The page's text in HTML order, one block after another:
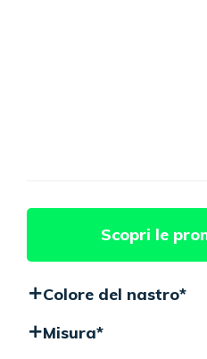
Scopri le
Colore del nastro*
Misura*